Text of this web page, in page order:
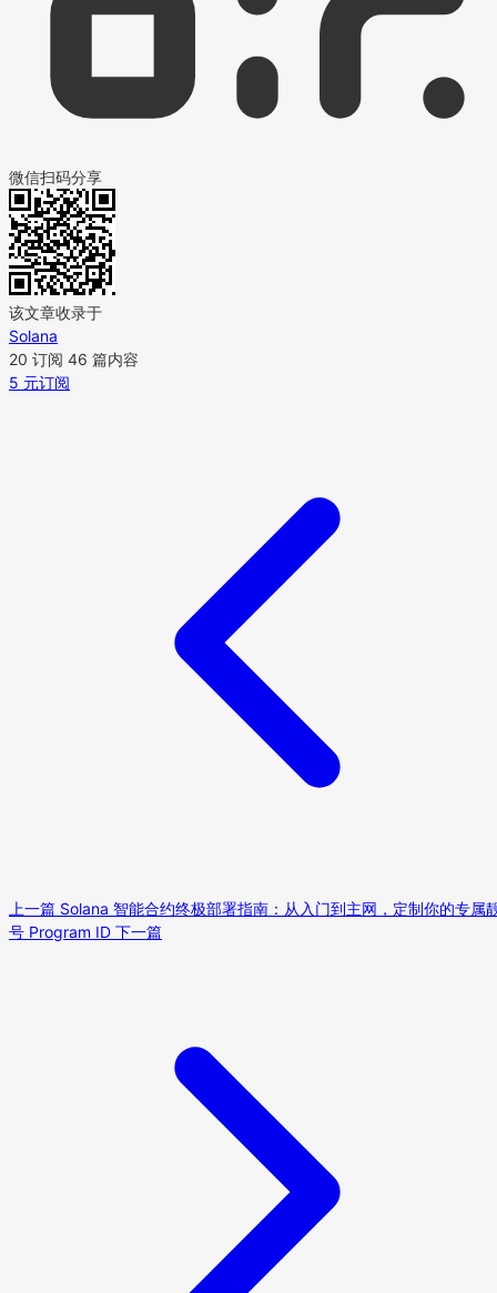
微信扫码分享
该文章收录于
Solana
20 订阅 46 篇内容
5 元订阅
上一篇 Solana 智能合约终极部署指南：从入门到主网，定制你的专属
号 Program ID 下一篇